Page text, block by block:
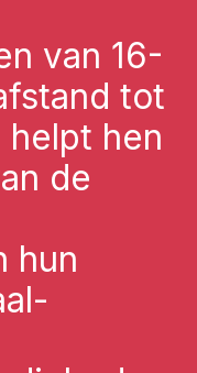
van 16-
tot
hen
de
hun